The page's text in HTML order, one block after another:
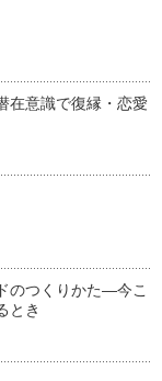
在意識で復縁・恋愛
のつくりかた―今こ
とき